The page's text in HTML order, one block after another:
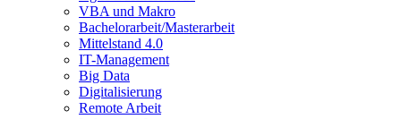
VBA und Makro
Bachelorarbeit/Masterarbeit
Mittelstand 4.0
IT-Management
Big Data
Digitalisierung
Remote Arbeit